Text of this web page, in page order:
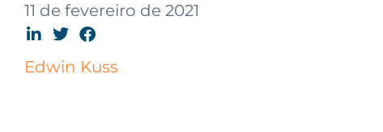
11 de fevereiro de 2021
Edwin Kuss